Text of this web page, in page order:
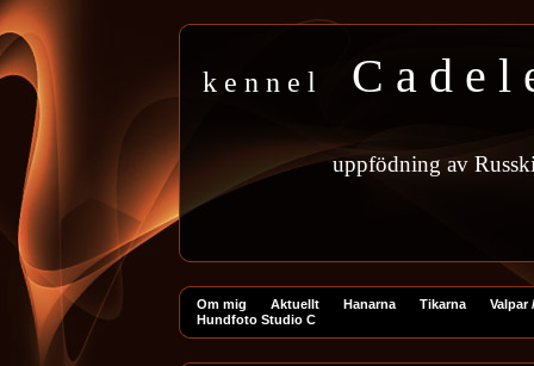
k e n n e l C a d e l
uppfödning av
Om mig Aktuellt Hanarna Tikarna
Valpar
Hundfoto Studio C